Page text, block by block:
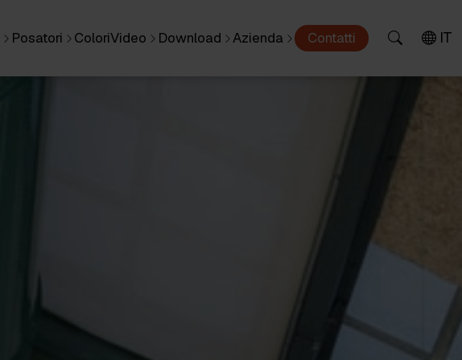
Posatori ColoriVideo Download Azienda Contatti IT